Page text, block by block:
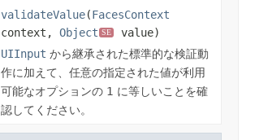
validateValue(FacesContext
context, Object SE
value)
UIInput から継承された標準的な検証動
作に加えて、任意の指定された値が利用
可能なオプションの 1 に等しいことを確
認してください。